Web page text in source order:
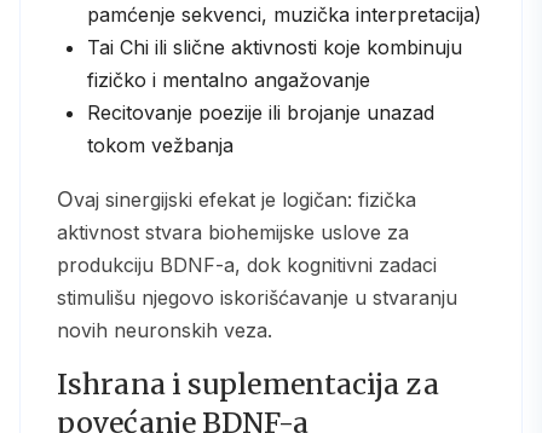
pamćenje sekvenci, muzička interpretacija)
Tai Chi ili slične aktivnosti koje kombinuju
fizičko i mentalno angažovanje
Recitovanje poezije ili brojanje unazad
tokom vežbanja
Ovaj sinergijski efekat je logičan: fizička
aktivnost stvara biohemijske uslove za
produkciju BDNF-a, dok kognitivni zadaci
stimulišu njegovo iskorišćavanje u stvaranju
novih neuronskih veza.
Ishrana i suplementacija za
povećanje BDNF-a